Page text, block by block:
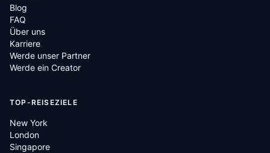
Blog
FAQ
Über uns
Karriere
Werde unser Partner
Werde ein Creator
TOP-REISEZIELE
New York
London
Singapore